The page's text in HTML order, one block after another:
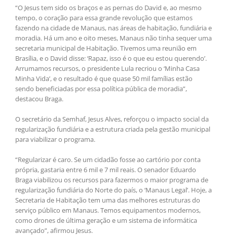
“O Jesus tem sido os braços e as pernas do David e, ao mesmo
tempo, o coração para essa grande revolução que estamos
fazendo na cidade de Manaus, nas áreas de habitação, fundiária e
moradia. Há um ano e oito meses, Manaus não tinha sequer uma
secretaria municipal de Habitação. Tivemos uma reunião em
Brasília, e o David disse: ‘Rapaz, isso é o que eu estou querendo’.
Arrumamos recursos, o presidente Lula recriou o ‘Minha Casa
Minha Vida’, e o resultado é que quase 50 mil famílias estão
sendo beneficiadas por essa política pública de moradia”,
destacou Braga.
O secretário da Semhaf, Jesus Alves, reforçou o impacto social da
regularização fundiária e a estrutura criada pela gestão municipal
para viabilizar o programa.
“Regularizar é caro. Se um cidadão fosse ao cartório por conta
própria, gastaria entre 6 mil e 7 mil reais. O senador Eduardo
Braga viabilizou os recursos para fazermos o maior programa de
regularização fundiária do Norte do país, o ‘Manaus Legal’. Hoje, a
Secretaria de Habitação tem uma das melhores estruturas do
serviço público em Manaus. Temos equipamentos modernos,
como drones de última geração e um sistema de informática
avançado”, afirmou Jesus.